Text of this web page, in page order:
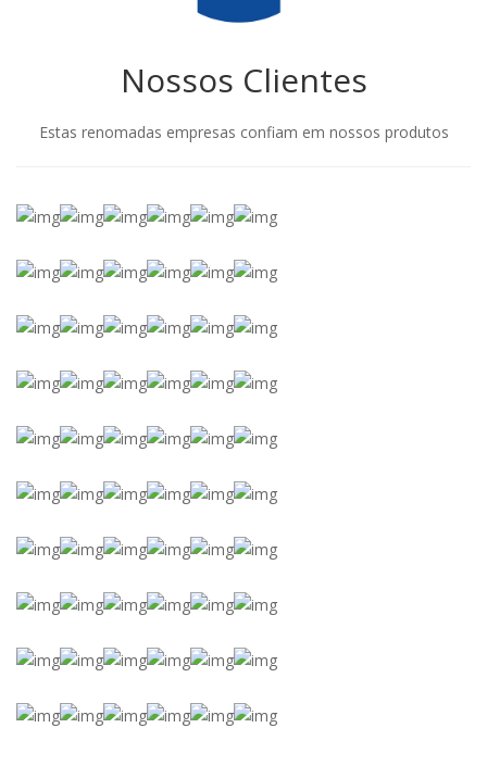
Nossos Clientes
Estas renomadas empresas confiam em nossos produtos